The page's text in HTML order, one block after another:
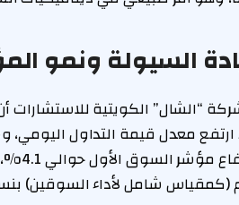
السيولة ونمو
“الشال” الكويتية للاستشارات
معدل قيمة التداول
السوق